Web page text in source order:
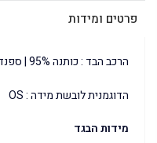
פרטים ומידות
הרכב הבד : כותנה 95% | ספנדקס 5%
הדוגמנית לובשת מידה : OS
מידות הבגד